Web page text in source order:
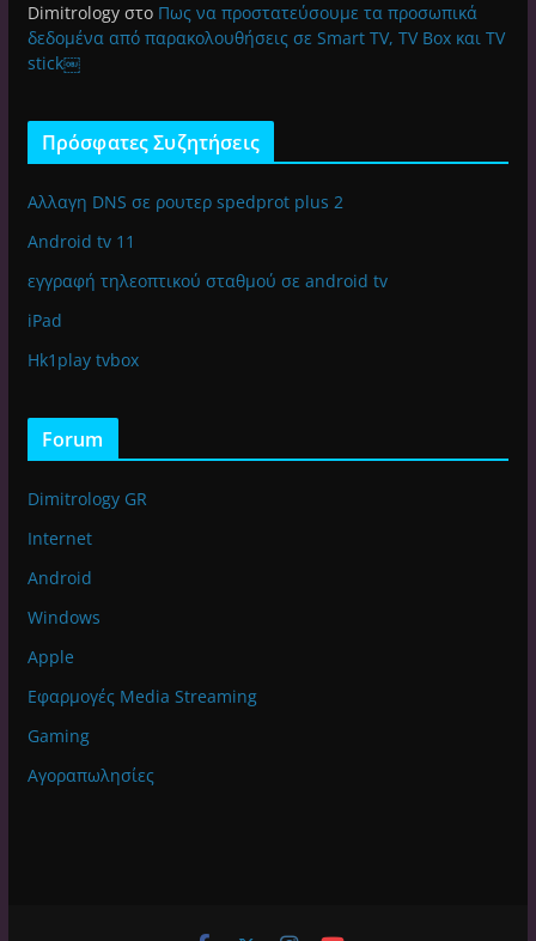
Dimitrologyστο Πως να προστατεύσουμε τα προσωπικά
δεδομένα από παρακολουθήσεις σε Smart TV, TV Box και TV
stick￼
Πρόσφατες Συζητήσεις
Αλλαγη DNS σε ρουτερ spedprot plus 2
Android tv 11
εγγραφή τηλεοπτικού σταθμού σε android tv
iPad
Hk1play tvbox
Forum
Dimitrology GR
Internet
Android
Windows
Apple
Εφαρμογές Media Streaming
Gaming
Αγοραπωλησίες